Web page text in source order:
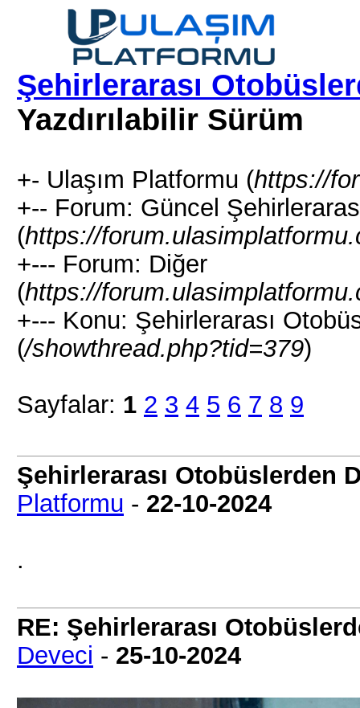
Şehirlerarası
Yazdırılabilir Sürüm
+- Ulaşım Platformu (https://
+-- Forum: Güncel
(https://
+--- Forum: Diğer
(https://
+--- Konu: Şehirlerarası
(/showthread.php?tid=379)
Sayfalar: 1 2 3 4 5 6 7 8 9
Şehirlerarası Otobüslerden
Platformu - 22-10-2024
.
RE: Şehirlerarası
Deveci - 25-10-2024